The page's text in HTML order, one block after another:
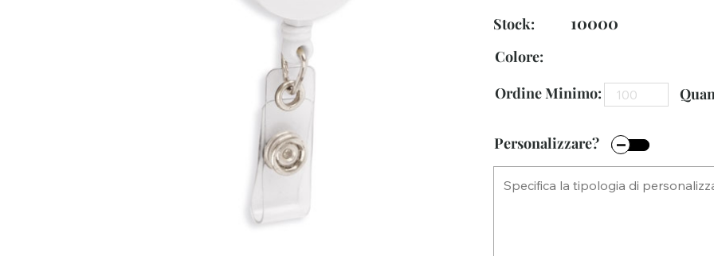
Stock: 10000
Colore:
Ordine Minimo:
Personalizzare?